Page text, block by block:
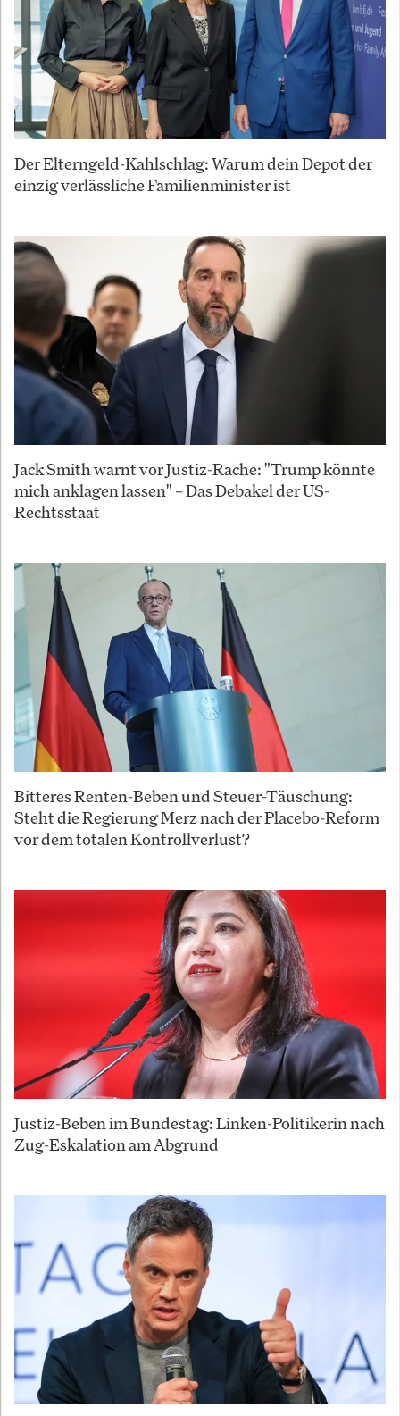
Der Elterngeld-Kahlschlag: Warum dein Depot der
einzig verlässliche Familienminister ist
Jack Smith warnt vor Justiz-Rache: "Trump könnte
mich anklagen lassen" – Das Debakel der US-
Rechtsstaat
Bitteres Renten-Beben und Steuer-Täuschung:
Steht die Regierung Merz nach der Placebo-Reform
vor dem totalen Kontrollverlust?
Justiz-Beben im Bundestag: Linken-Politikerin nach
Zug-Eskalation am Abgrund